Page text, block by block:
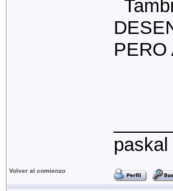
PERO
paskal
Volver al comienzo